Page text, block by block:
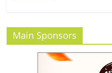
แฟ
Main Sponsors